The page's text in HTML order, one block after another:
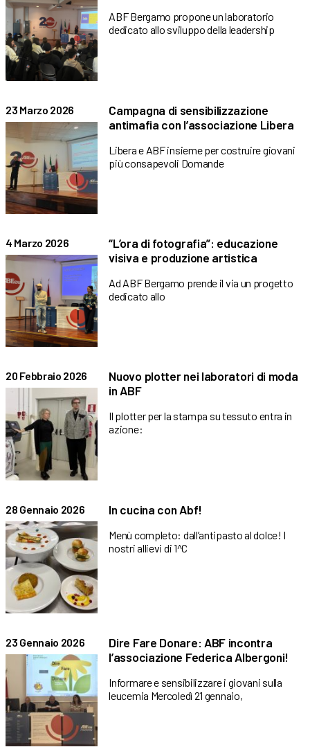
ABF Bergamo propone un laboratorio
dedicato allo sviluppo della leadership
23 Marzo 2026
Campagna di sensibilizzazione
antimafia con l’associazione Libera
Libera e ABF insieme per costruire giovani
più consapevoli Domande
4 Marzo 2026
“L’ora di fotografia”: educazione
visiva e produzione artistica
Ad ABF Bergamo prende il via un progetto
dedicato allo
20 Febbraio 2026
Nuovo plotter nei laboratori di moda
in ABF
Il plotter per la stampa su tessuto entra in
azione:
28 Gennaio 2026 In cucina con Abf!
Menù completo: dall’antipasto al dolce! I
nostri allievi di 1^C
23 Gennaio 2026
Dire Fare Donare: ABF incontra
l’associazione Federica Albergoni!
Informare e sensibilizzare i giovani sulla
leucemia Mercoledì 21 gennaio,